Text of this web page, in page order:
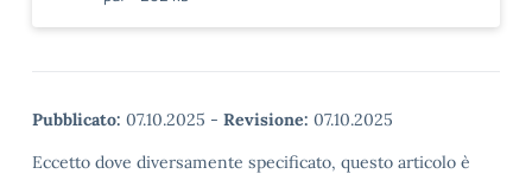
Pubblicato: 07.10.2025 - Revisione: 07.10.2025
Eccetto dove diversamente specificato, questo articolo è